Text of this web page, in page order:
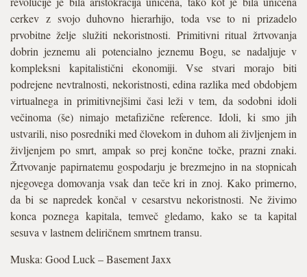
cerkev z svojo duhovno hierarhijo, toda vse to ni prizadelo
prvobitne želje služiti nekoristnosti. Primitivni ritual žrtvovanja
dobrin jeznemu ali potencialno jeznemu Bogu, se nadaljuje v
kompleksni kapitalistični ekonomiji. Vse stvari morajo biti
podrejene nevtralnosti, nekoristnosti, edina razlika med obdobjem
virtualnega in primitivnejšimi časi leži v tem, da sodobni idoli
večinoma (še) nimajo metafizične reference. Idoli, ki smo jih
ustvarili, niso posredniki med človekom in duhom ali življenjem in
življenjem po smrt, ampak so prej končne točke, prazni znaki.
Žrtvovanje papirnatemu gospodarju je brezmejno in na stopnicah
njegovega domovanja vsak dan teče kri in znoj. Kako primerno,
da bi se napredek končal v cesarstvu nekoristnosti. Ne živimo
konca poznega kapitala, temveč gledamo, kako se ta kapital
sesuva v lastnem deliričnem smrtnem transu.
Muska: Good Luck – Basement Jaxx